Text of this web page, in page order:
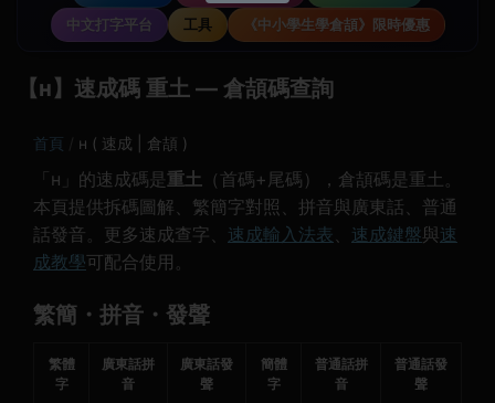
中文打字平台
工具 《中小學生學倉頡》限時優惠
【н】速成碼 重土 — 倉頡碼查詢
首頁 н ( 速成 | 倉頡 )
「н」的速成碼是 重土 （首碼+尾碼），倉頡碼是重土。
本頁提供拆碼圖解、繁簡字對照、拼音與廣東話、普通
話發音。更多速成查字、 速成輸入法表、 速成鍵盤與速
成教學可配合使用。
繁簡・拼音・發聲
繁體
字
廣東話拼
音
廣東話發
聲
簡體
字
普通話拼
音
普通話發
聲